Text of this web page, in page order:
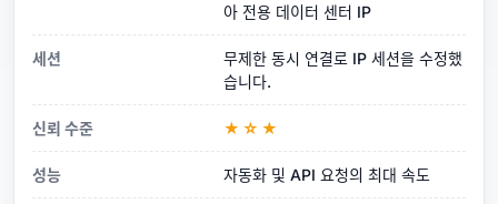
아 전용 데이터 센터 IP
세션
무제한 동시 연결로 IP 세션을 수정했
습니다.
신뢰 수준 ★☆★
성능 자동화 및 API 요청의 최대 속도